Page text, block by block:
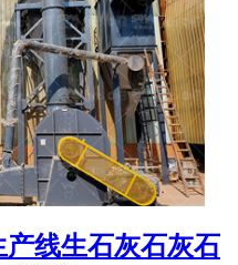
线生石灰石灰石